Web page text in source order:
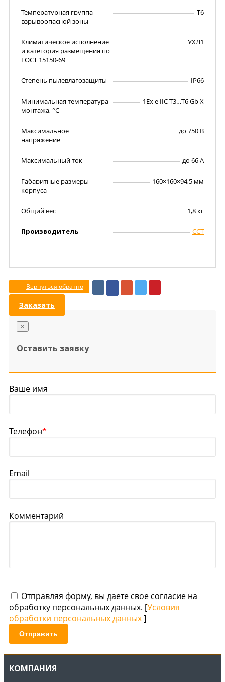
Температурная группа
взрывоопасной зоны
T6
Климатическое исполнение
и категория размещения по
ГОСТ 15150-69
УХЛ1
Степень пылевлагозащиты IP66
Минимальная температура
монтажа, °C
1Ex e IIC T3…T6 Gb X
Максимальное
напряжение
до 750 В
Максимальный ток до 66 А
Габаритные размеры
корпуса
160×160×94,5 мм
Общий вес 1,8 кг
Производитель ССТ
Вернуться обратно
Заказать
×
Оставить заявку
Ваше имя
Телефон*
Email
Комментарий
Отправляя форму, вы даете свое согласие на
обработку персональных данных. [Условия
обработки персональных данных]
Отправить
КОМПАНИЯ